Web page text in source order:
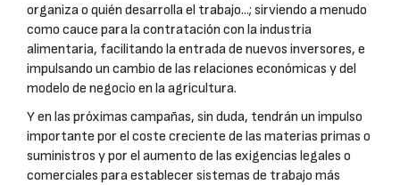
organiza o quién desarrolla el trabajo...; sirviendo a menudo
como cauce para la contratación con la industria
alimentaria, facilitando la entrada de nuevos inversores, e
impulsando un cambio de las relaciones económicas y del
modelo de negocio en la agricultura.
Y en las próximas campañas, sin duda, tendrán un impulso
importante por el coste creciente de las materias primas o
suministros y por el aumento de las exigencias legales o
comerciales para establecer sistemas de trabajo más